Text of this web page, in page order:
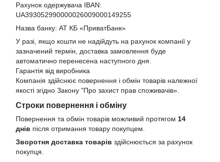
Рахунок одержувача IBAN:
UA393052990000026009000149255
Назва банку: АТ КБ «ПриватБанк»
У разі, якщо кошти не надійдуть на рахунок компанії у
зазначений термін, доставка замовлення буде
автоматично перенесена наступного дня.
Гарантія від виробника
Компанія здійснює повернення і обмін товарів належної
якості згідно Закону "Про захист прав споживачів»
Строки повернення і обміну
Повернення та обмін товарів можливий протягом 14
днів після отримання товару покупцем.
Зворотня доставка товарів здійснюється за рахунок
покупця.